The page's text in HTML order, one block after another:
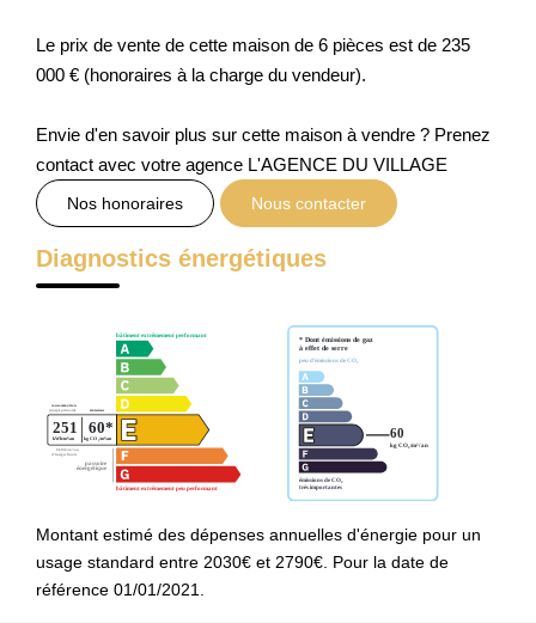
Le prix de vente de cette maison de 6 pièces est de 235
000 € (honoraires à la charge du vendeur).
Envie d'en savoir plus sur cette maison à vendre ? Prenez
contact avec votre agence L'AGENCE DU VILLAGE
Nos honoraires Nous contacter
Diagnostics énergétiques
Montant estimé des dépenses annuelles d'énergie pour un
usage standard entre 2030€ et 2790€. Pour la date de
référence 01/01/2021.